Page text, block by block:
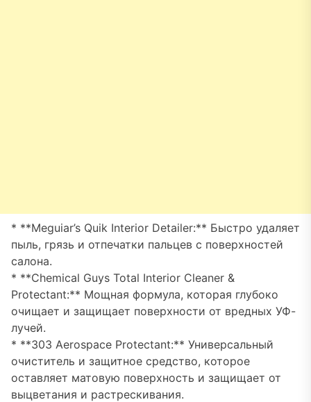
* **Meguiar’s Quik Interior Detailer:** Быстро удаляет
пыль, грязь и отпечатки пальцев с поверхностей
салона.
* **Chemical Guys Total Interior Cleaner &
Protectant:** Мощная формула, которая глубоко
очищает и защищает поверхности от вредных УФ-
лучей.
* **303 Aerospace Protectant:** Универсальный
очиститель и защитное средство, которое
оставляет матовую поверхность и защищает от
выцветания и растрескивания.